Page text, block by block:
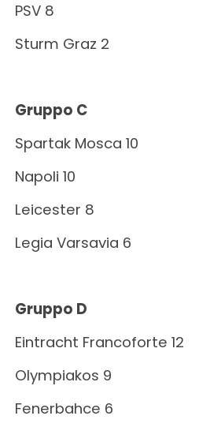
PSV 8
Sturm Graz 2
Gruppo C
Spartak Mosca 10
Napoli 10
Leicester 8
Legia Varsavia 6
Gruppo D
Eintracht Francoforte 12
Olympiakos 9
Fenerbahce 6